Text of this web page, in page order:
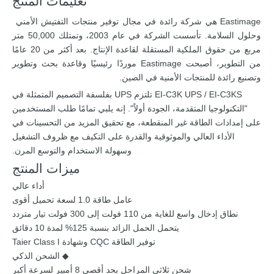
Eastimage هي شركة رائدة في مجال توفير منتجات التفتيش الأمني ​​
وحلول السلامة. تأسست الشركة في عام 2003، وتمتلك 50,000 متر
مربع من حقوق الملكية المستقلة لقاعدة الإنتاج. بعد أكثر من 20 عامًا
من التطوير، أصبحت Eastimage موردًا رئيسيًا وقاعدة بحث وتطوير
وتصنيع رائدة للمنتجات الأمنية في الصين.
EI-C3K UPS / EI-C3KS تلتزم UPS بفلسفة التصميم المتمثلة في
"التكنولوجيا المتقدمة، الجودة أولاً". إنه يلبي تمامًا طلب المستخدمين
على إمدادات الطاقة غير المنقطعة، مع تحقيق المزيد من التحسينات في
الأداء العالي والموثوقية والقدرة على التكيف مع ظروف التشغيل
وسهولة الاستخدام والتوسع المرن.
ميزات المنتج
أداء عالي
عامل طاقة 1.0 لسعة تحميل أقوى
نطاق إدخال واسع للغاية من 110 فولت إلى 300 فولت تيار متردد
يتحمل الحمل الزائد بنسبة 125% لمدة 10 دقائق
توفير الطاقة CQC وشهادة Taier Class I
◆ الشحن الذكي
شحن ثلاثي المراحل بحد أقصى 8 أمبير لسرعة أكبر